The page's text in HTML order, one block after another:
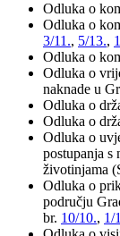
Odluka o
Odluka o
3/11., 5/13.,
Odluka o
Odluka o
naknade u
Odluka o
Odluka o
Odluka o
postupanja s
životinjama
Odluka o
području
br. 10/10., 1/